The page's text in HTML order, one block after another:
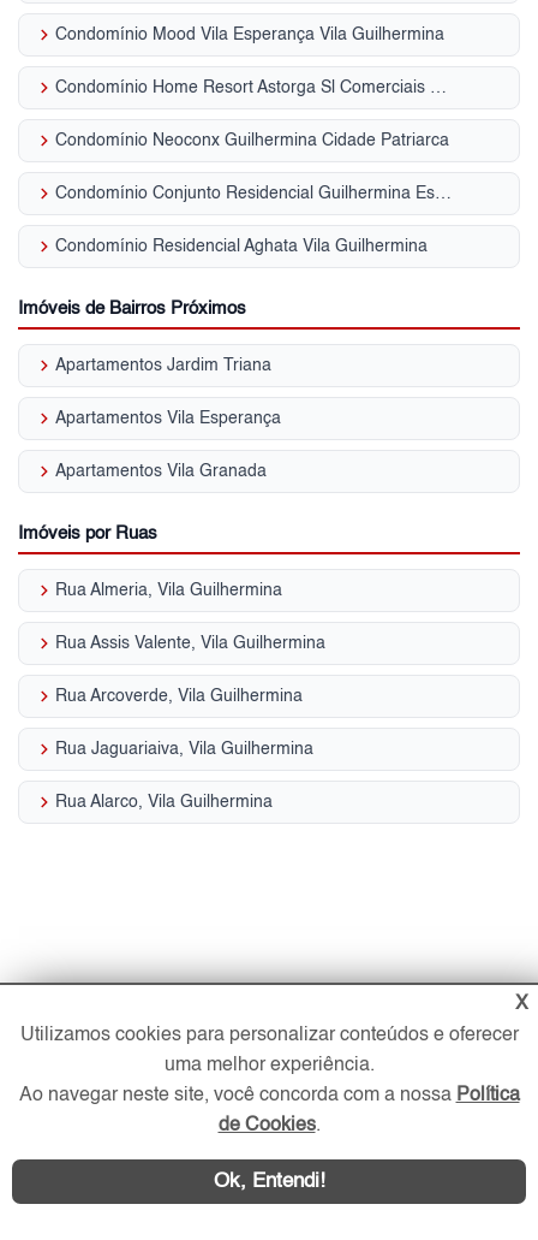
keyboard_arrow_right Condomínio Mood Vila Esperança Vila Guilhermina
keyboard_arrow_right Condomínio Home Resort Astorga Sl Comerciais Vila Guilhermina
keyboard_arrow_right Condomínio Neoconx Guilhermina Cidade Patriarca
keyboard_arrow_right Condomínio Conjunto Residencial Guilhermina Esperança Vila Guilhermina
keyboard_arrow_right Condomínio Residencial Aghata Vila Guilhermina
Imóveis de Bairros Próximos
keyboard_arrow_right Apartamentos Jardim Triana
keyboard_arrow_right Apartamentos Vila Esperança
keyboard_arrow_right Apartamentos Vila Granada
Imóveis por Ruas
keyboard_arrow_right Rua Almeria, Vila Guilhermina
keyboard_arrow_right Rua Assis Valente, Vila Guilhermina
keyboard_arrow_right Rua Arcoverde, Vila Guilhermina
keyboard_arrow_right Rua Jaguariaiva, Vila Guilhermina
keyboard_arrow_right Rua Alarco, Vila Guilhermina
X
Utilizamos cookies para personalizar conteúdos e oferecer
uma melhor experiência.
Ao navegar neste site, você concorda com a nossa Política
de Cookies.
Ok, Entendi!